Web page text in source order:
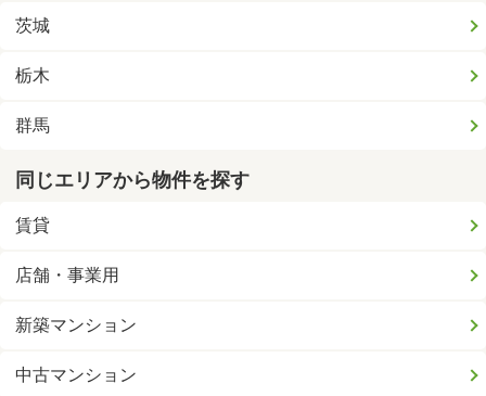
茨城
栃木
群馬
同じエリアから物件を探す
賃貸
店舗・事業用
新築マンション
中古マンション